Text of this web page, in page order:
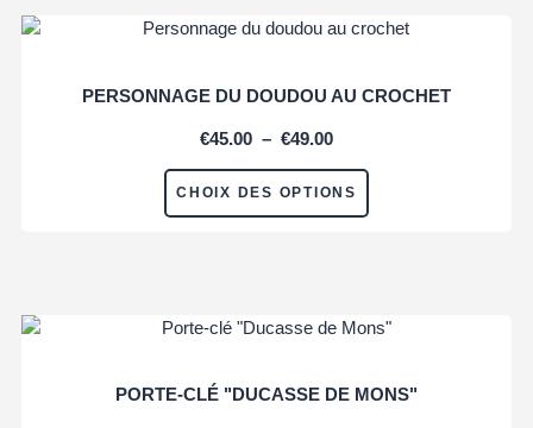
PERSONNAGE DU DOUDOU AU CROCHET
€45.00 – €49.00
CHOIX DES OPTIONS
PORTE-CLÉ "DUCASSE DE MONS"